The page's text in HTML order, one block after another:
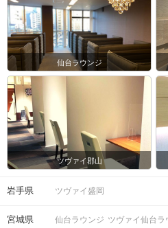
仙台ラウンジ
ツヴァイ郡山
岩手県 ツヴァイ盛岡
宮城県 仙台ラウンジ ツヴァイ仙台ラ